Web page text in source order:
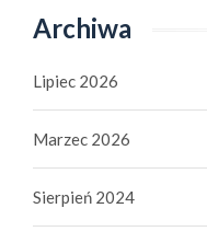
Archiwa
Lipiec 2026
Marzec 2026
Sierpień 2024